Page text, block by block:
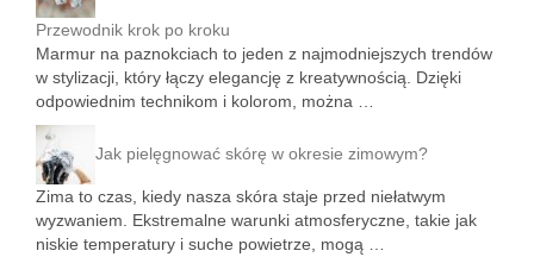
Przewodnik krok po kroku
Marmur na paznokciach to jeden z najmodniejszych trendów
w stylizacji, który łączy elegancję z kreatywnością. Dzięki
odpowiednim technikom i kolorom, można …
Jak pielęgnować skórę w okresie zimowym?
Zima to czas, kiedy nasza skóra staje przed niełatwym
wyzwaniem. Ekstremalne warunki atmosferyczne, takie jak
niskie temperatury i suche powietrze, mogą …